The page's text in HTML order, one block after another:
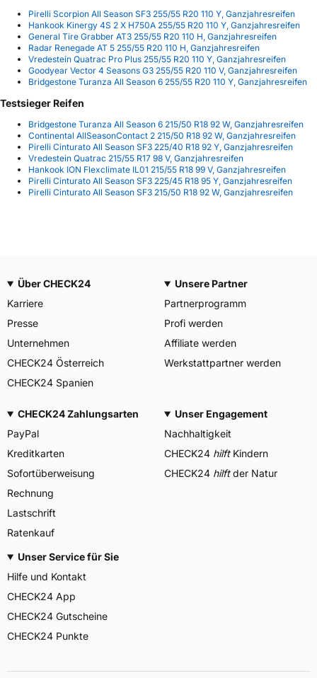
Pirelli Scorpion All Season SF3 255/55 R20 110 Y, Ganzjahresreifen
Hankook Kinergy 4S 2 X H750A 255/55 R20 110 Y, Ganzjahresreifen
General Tire Grabber AT3 255/55 R20 110 H, Ganzjahresreifen
Radar Renegade AT 5 255/55 R20 110 H, Ganzjahresreifen
Vredestein Quatrac Pro Plus 255/55 R20 110 Y, Ganzjahresreifen
Goodyear Vector 4 Seasons G3 255/55 R20 110 V, Ganzjahresreifen
Bridgestone Turanza All Season 6 255/55 R20 110 Y, Ganzjahresreifen
Testsieger Reifen
Bridgestone Turanza All Season 6 215/50 R18 92 W, Ganzjahresreifen
Continental AllSeasonContact 2 215/50 R18 92 W, Ganzjahresreifen
Pirelli Cinturato All Season SF3 225/40 R18 92 Y, Ganzjahresreifen
Vredestein Quatrac 215/55 R17 98 V, Ganzjahresreifen
Hankook ION Flexclimate IL01 215/55 R18 99 V, Ganzjahresreifen
Pirelli Cinturato All Season SF3 225/45 R18 95 Y, Ganzjahresreifen
Pirelli Cinturato All Season SF3 215/50 R18 92 W, Ganzjahresreifen
Über CHECK24
Karriere
Presse
Unternehmen
CHECK24 Österreich
CHECK24 Spanien
Unsere Partner
Partnerprogramm
Profi werden
Affiliate werden
Werkstattpartner werden
CHECK24 Zahlungsarten
PayPal
Kreditkarten
Sofortüberweisung
Rechnung
Lastschrift
Ratenkauf
Unser Engagement
Nachhaltigkeit
CHECK24 hilftKindern
CHECK24 hilftder Natur
Unser Service für Sie
Hilfe und Kontakt
CHECK24 App
CHECK24 Gutscheine
CHECK24 Punkte